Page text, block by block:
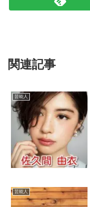
関連記事
芸能人
芸能人